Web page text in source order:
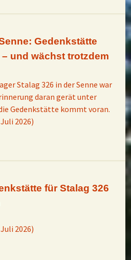
Gedenkstätte
und wächst trotzdem
Stalag 326 in der Senne war
daran gerät unter
Gedenkstätte kommt voran.
2026)
für Stalag 326
2026)